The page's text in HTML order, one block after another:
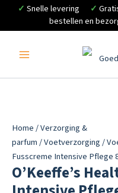
✓ Snelle levering ✓
bestellen en
inhoud
Home/Verzorging &
parfum/Voetverzorging/
Fusscreme Intensive Pflege
O’Keeffe’s